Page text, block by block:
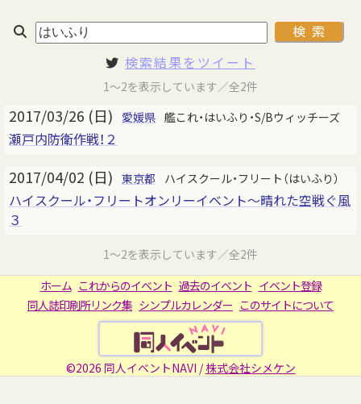
検索結果をツイート
1～2を表示しています／全2件
2017/03/26 (日) 愛媛県 艦これ・はいふり・S/Bウィッチーズ
瀬戸内防衛作戦！２
2017/04/02 (日) 東京都 ハイスクール・フリート（はいふり）
ハイスクール・フリートオンリーイベント～晴れた空戦ぐ風
３
1～2を表示しています／全2件
ホーム これからのイベント 過去のイベント イベント登録
同人誌印刷所リンク集 シンプルカレンダー このサイトについて
©2026 同人イベントNAVI /株式会社シメケン